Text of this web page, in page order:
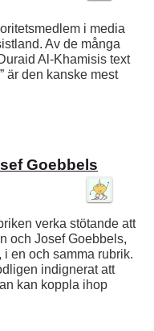
i media
Av de många
Al-Khamisis text
är den kanske mest
Goebbels
verka stötande att
och Josef Goebbels,
en och samma rubrik.
indignerat att
kan koppla ihop